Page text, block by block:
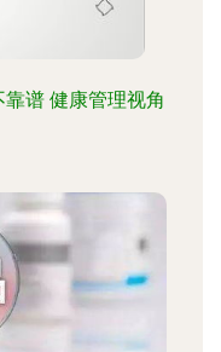
谱 健康管理视角